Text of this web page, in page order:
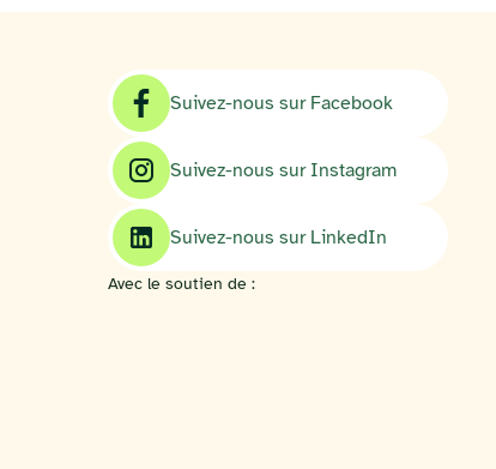
Suivez-nous sur Facebook
Suivez-nous sur Instagram
Suivez-nous sur LinkedIn
Avec le soutien de :